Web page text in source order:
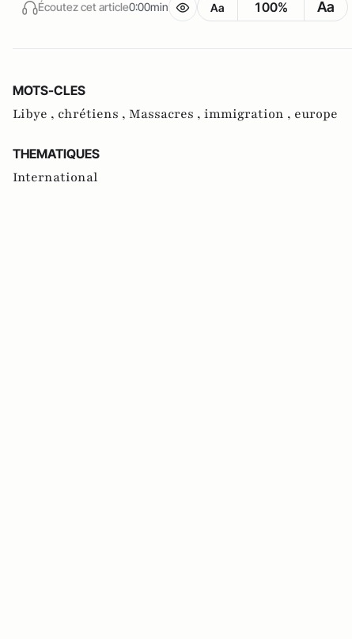
Écoutez cet article0:00min Aa 100% Aa
MOTS-CLES
Libye , chrétiens , Massacres , immigration , europe
THEMATIQUES
International